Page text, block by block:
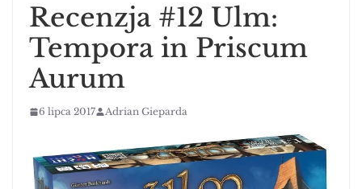
Recenzja #12 Ulm:
Tempora in Priscum
Aurum
6 lipca 2017 Adrian Gieparda